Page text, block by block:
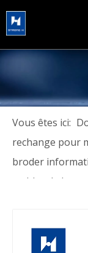
Vous êtes ici:
rechange pour
broder
stables de